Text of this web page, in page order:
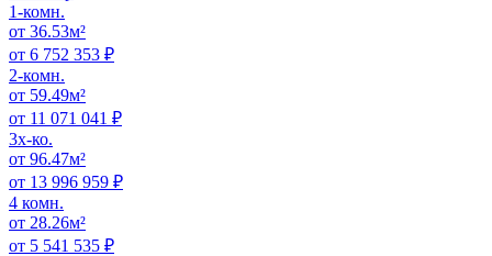
1-комн.
от 36.53м²
от 6 752 353 ₽
2-комн.
от 59.49м²
от 11 071 041 ₽
3x-ко.
от 96.47м²
от 13 996 959 ₽
4 комн.
от 28.26м²
от 5 541 535 ₽